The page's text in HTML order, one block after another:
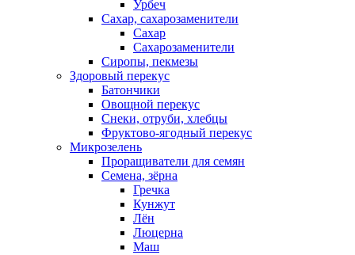
Урбеч
Сахар, сахарозаменители
Сахар
Сахарозаменители
Сиропы, пекмезы
Здоровый перекус
Батончики
Овощной перекус
Снеки, отруби, хлебцы
Фруктово-ягодный перекус
Микрозелень
Проращиватели для семян
Семена, зёрна
Гречка
Кунжут
Лён
Люцерна
Маш